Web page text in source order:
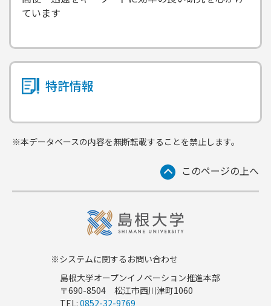
ています
特許情報
※本データベースの内容を無断転載することを禁止します。
このページの上へ
※システムに関するお問い合わせ
島根大学オープンイノベーション推進本部
〒690-8504 松江市西川津町1060
TEL: 0852-32-9769